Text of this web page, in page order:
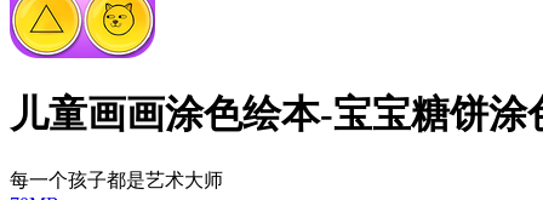
儿童画画涂色绘本-宝宝糖饼涂
每一个孩子都是艺术大师